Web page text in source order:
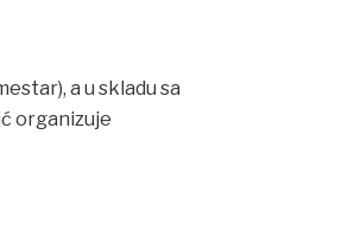
a u skladu sa
organizuje